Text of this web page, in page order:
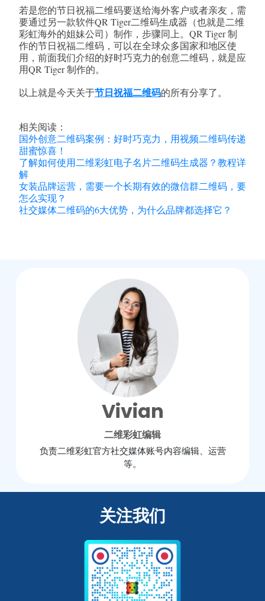
若是您的节日祝福二维码要送给海外客户或者亲友，需
要通过另一款软件QR Tiger二维码生成器（也就是二维
彩虹海外的姐妹公司）制作，步骤同上。QR Tiger 制
作的节日祝福二维码，可以在全球众多国家和地区使
用，前面我们介绍的好时巧克力的创意二维码，就是应
用QR Tiger 制作的。
以上就是今天关于节日祝福二维码的所有分享了。
相关阅读：
国外创意二维码案例：好时巧克力，用视频二维码传递
甜蜜惊喜！
了解如何使用二维彩虹电子名片二维码生成器？教程详
解
女装品牌运营，需要一个长期有效的微信群二维码，要
怎么实现？
社交媒体二维码的6大优势，为什么品牌都选择它？
Vivian
二维彩虹编辑
负责二维彩虹官方社交媒体账号内容编辑、运营
等。
关注我们